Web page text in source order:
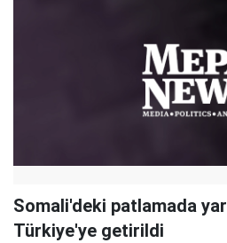
Somali'deki patlamada
Türkiye'ye getirildi